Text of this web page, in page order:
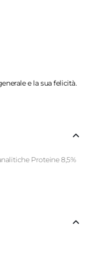
e la sua felicità.
Proteine ​​8,5%